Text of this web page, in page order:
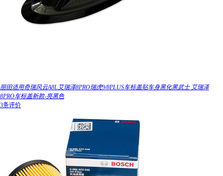
丽田适用奇瑞风云A8L艾瑞泽8PRO瑞虎9/8PLUS车标盖贴车身黑化黑武士 艾瑞泽
8PRO车标盖新款-亮黑色
3条评价